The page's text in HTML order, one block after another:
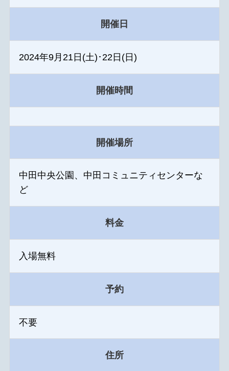
開催日
2024年9月21日(土)･22日(日)
開催時間
開催場所
中田中央公園、中田コミュニティセンターな
ど
料金
入場無料
予約
不要
住所